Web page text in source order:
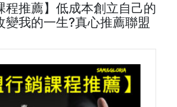
程推薦】低成本創立自己的
變我的一生?真心推薦聯盟